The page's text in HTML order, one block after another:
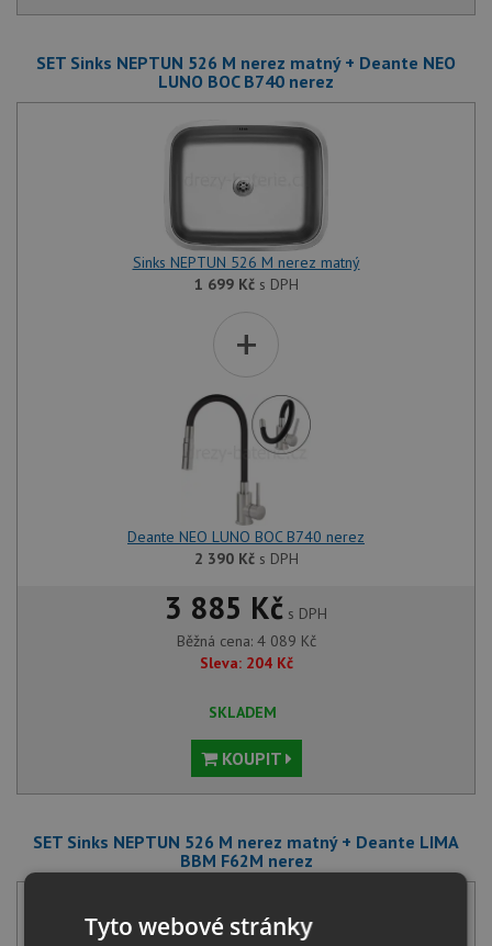
SET Sinks NEPTUN 526 M nerez matný + Deante NEO
LUNO BOC B740 nerez
Sinks NEPTUN 526 M nerez matný
1 699 Kčs DPH
+
Deante NEO LUNO BOC B740 nerez
2 390 Kčs DPH
3 885 Kč s DPH
Běžná cena: 4 089 Kč
Sleva: 204 Kč
SKLADEM
KOUPIT
SET Sinks NEPTUN 526 M nerez matný + Deante LIMA
BBM F62M nerez
Tyto webové stránky